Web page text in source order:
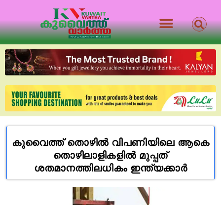
കുവൈത്ത്‌ തൊഴിൽ വിപണിയിലെ ആകെ
തൊഴിലാളികളിൽ മുപ്പത്
ശതമാനത്തിലധികം ഇന്ത്യക്കാർ